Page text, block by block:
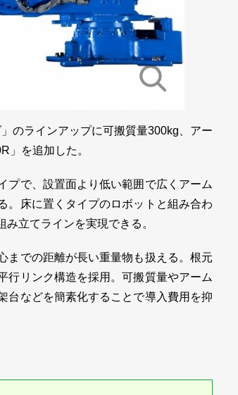
のラインアップに可搬質量300kg、アー
」を追加した。
で、設置面より低い範囲で広くアーム
。床に置くタイプのロボットと組み合わ
立てラインを実現できる。
での距離が長い重量物も扱える。根元
行リンク構造を採用。可搬質量やアーム
台などを簡素化することで導入費用を抑